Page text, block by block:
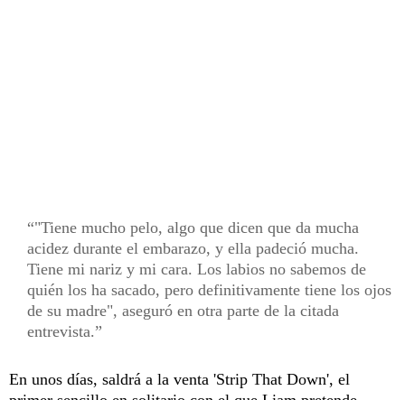
"Tiene mucho pelo, algo que dicen que da mucha
acidez durante el embarazo, y ella padeció mucha.
Tiene mi nariz y mi cara. Los labios no sabemos de
quién los ha sacado, pero definitivamente tiene los ojos
de su madre", aseguró en otra parte de la citada
entrevista.
En unos días, saldrá a la venta 'Strip That Down', el